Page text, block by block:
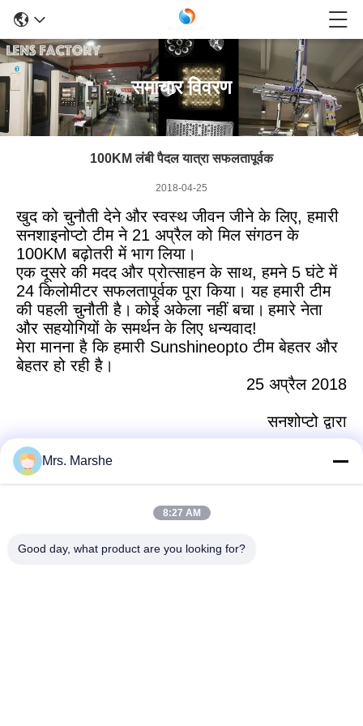
समाचार विवरण
100KM लंबी पैदल यात्रा सफलतापूर्वक
2018-04-25
खुद को चुनौती देने और स्वस्थ जीवन जीने के लिए, हमारी
सनशाइनोप्टो टीम ने 21 अप्रैल को मिल संगठन के
100KM बढ़ोतरी में भाग लिया।
एक दूसरे की मदद और प्रोत्साहन के साथ, हमने 5 घंटे में
24 किलोमीटर सफलतापूर्वक पूरा किया। यह हमारी टीम
की पहली चुनौती है। कोई अकेला नहीं बचा। हमारे नेता
और सहयोगियों के समर्थन के लिए धन्यवाद!
मेरा मानना ​​है कि हमारी Sunshineopto टीम बेहतर और
बेहतर हो रही है।
25 अप्रैल 2018
सनशोप्टो द्वारा
पता
Mrs. Marshe
8:27 AM
Good day, what product are you looking for?